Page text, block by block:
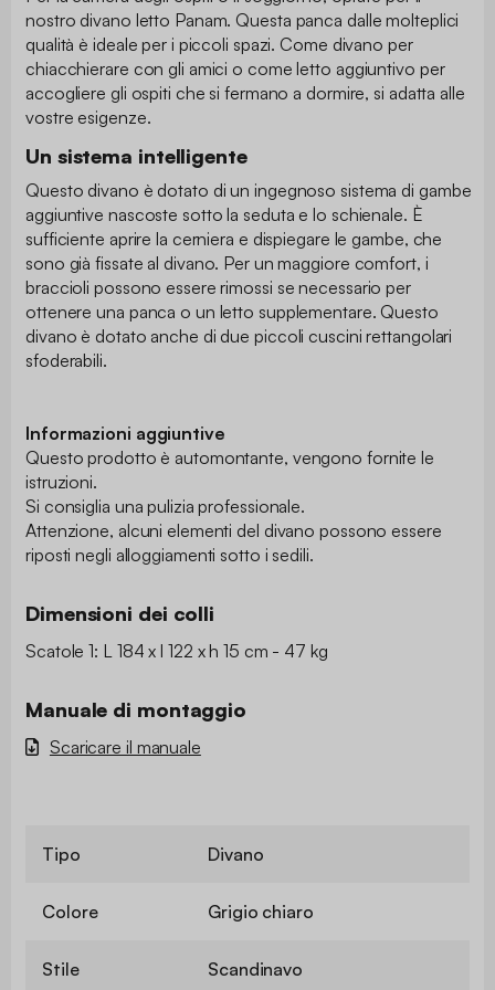
nostro divano letto Panam. Questa panca dalle molteplici
qualità è ideale per i piccoli spazi. Come divano per
chiacchierare con gli amici o come letto aggiuntivo per
accogliere gli ospiti che si fermano a dormire, si adatta alle
vostre esigenze.
Un sistema intelligente
Questo divano è dotato di un ingegnoso sistema di gambe
aggiuntive nascoste sotto la seduta e lo schienale. È
sufficiente aprire la cerniera e dispiegare le gambe, che
sono già fissate al divano. Per un maggiore comfort, i
braccioli possono essere rimossi se necessario per
ottenere una panca o un letto supplementare. Questo
divano è dotato anche di due piccoli cuscini rettangolari
sfoderabili.
Informazioni aggiuntive
Questo prodotto è automontante, vengono fornite le
istruzioni.
Si consiglia una pulizia professionale.
Attenzione, alcuni elementi del divano possono essere
riposti negli alloggiamenti sotto i sedili.
Dimensioni dei colli
Scatole 1: L 184 x l 122 x h 15 cm - 47 kg
Manuale di montaggio
Scaricare il manuale
Tipo Divano
Colore Grigio chiaro
Stile Scandinavo